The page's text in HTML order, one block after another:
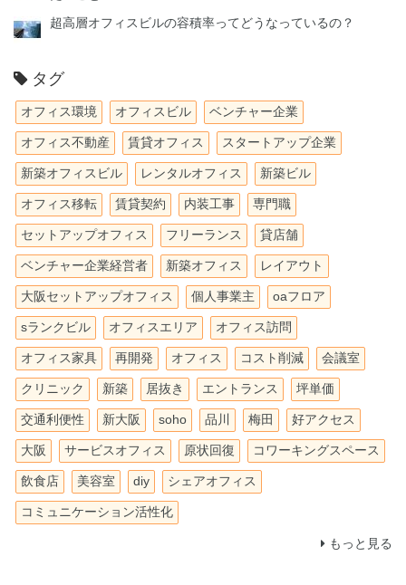
超高層オフィスビルの容積率ってどうなっているの？
タグ
オフィス環境 オフィスビル ベンチャー企業
オフィス不動産 賃貸オフィス スタートアップ企業
新築オフィスビル レンタルオフィス 新築ビル
オフィス移転 賃貸契約 内装工事 専門職
セットアップオフィス フリーランス 貸店舗
ベンチャー企業経営者 新築オフィス レイアウト
大阪セットアップオフィス 個人事業主 oaフロア
sランクビル オフィスエリア オフィス訪問
オフィス家具 再開発 オフィス コスト削減 会議室
クリニック 新築 居抜き エントランス 坪単価
交通利便性 新大阪 soho 品川 梅田 好アクセス
大阪 サービスオフィス 原状回復 コワーキングスペース
飲食店 美容室 diy シェアオフィス
コミュニケーション活性化
もっと見る